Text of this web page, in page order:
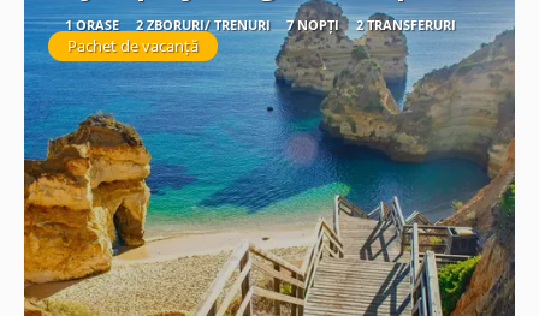
1 ORAȘE 2 ZBORURI/ TRENURI 7 NOPȚI 2 TRANSFERURI
Pachet de vacanță